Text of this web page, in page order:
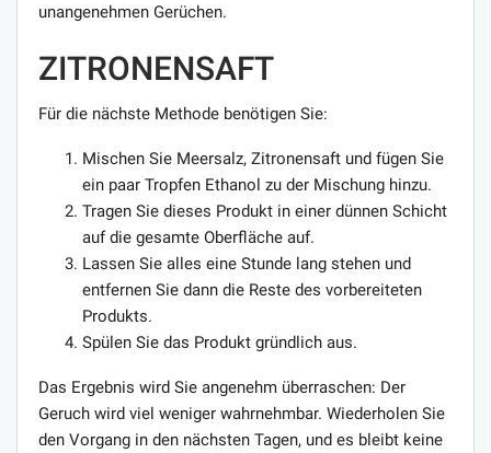
unangenehmen Gerüchen.
ZITRONENSAFT
Für die nächste Methode benötigen Sie:
Mischen Sie Meersalz, Zitronensaft und fügen Sie
ein paar Tropfen Ethanol zu der Mischung hinzu.
Tragen Sie dieses Produkt in einer dünnen Schicht
auf die gesamte Oberfläche auf.
Lassen Sie alles eine Stunde lang stehen und
entfernen Sie dann die Reste des vorbereiteten
Produkts.
Spülen Sie das Produkt gründlich aus.
Das Ergebnis wird Sie angenehm überraschen: Der
Geruch wird viel weniger wahrnehmbar. Wiederholen Sie
den Vorgang in den nächsten Tagen, und es bleibt keine